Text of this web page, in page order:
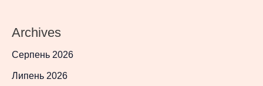
Archives
Серпень 2026
Липень 2026